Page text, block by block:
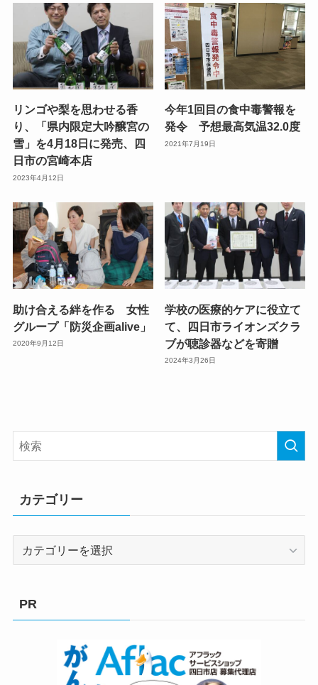
リンゴや梨を思わせる香
り、「県内限定大吟醸宮の
雪」を4月18日に発売、四
日市の宮崎本店
2023年4月12日
今年1回目の食中毒警報を
発令 予想最高気温32.0度
2021年7月19日
助け合える絆を作る 女性
グループ「防災企画alive」
2020年9月12日
学校の医療的ケアに役立て
て、四日市ライオンズクラ
ブが聴診器などを寄贈
2024年3月26日
カテゴリー
PR